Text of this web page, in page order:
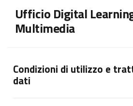
Ufficio Digital
Multimedia
Condizioni di utilizzo e
dati